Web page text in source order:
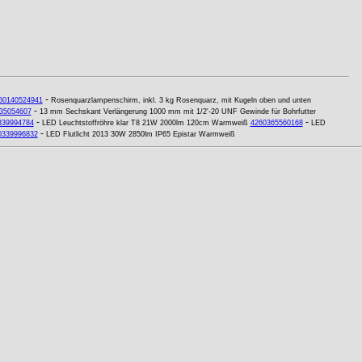
- Rosenquarzlampenschirm, inkl. 3 kg Rosenquarz, mit Kugeln oben und unten
- 13 mm Sechskant Verlängerung 1000 mm mit 1/2'-20 UNF Gewinde für Bohrfutter
- LED Leuchtstoffröhre klar T8 21W 2000lm 120cm Warmweiß 4260365560168- LED
- LED Flutlicht 2013 30W 2850lm IP65 Epistar Warmweiß